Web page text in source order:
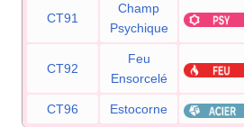
CT91
Champ
Psychique
CT92
Feu
Ensorcelé
CT96 Estocorne